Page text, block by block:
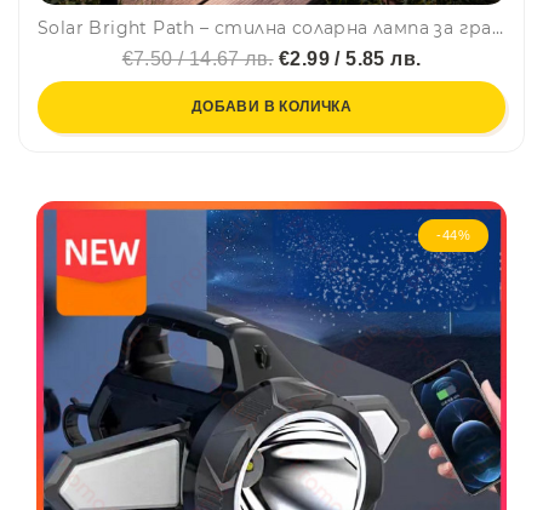
Solar Bright Path – стилна соларна лампа за градина, двор и алеи
€7.50 / 14.67 лв.€2.99 / 5.85 лв.
ДОБАВИ В КОЛИЧКА
-44%